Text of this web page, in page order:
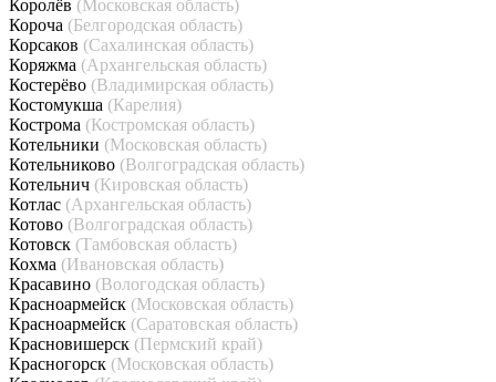
Королёв (Московская область)
Короча (Белгородская область)
Корсаков (Сахалинская область)
Коряжма (Архангельская область)
Костерёво (Владимирская область)
Костомукша (Карелия)
Кострома (Костромская область)
Котельники (Московская область)
Котельниково (Волгоградская область)
Котельнич (Кировская область)
Котлас (Архангельская область)
Котово (Волгоградская область)
Котовск (Тамбовская область)
Кохма (Ивановская область)
Красавино (Вологодская область)
Красноармейск (Московская область)
Красноармейск (Саратовская область)
Красновишерск (Пермский край)
Красногорск (Московская область)